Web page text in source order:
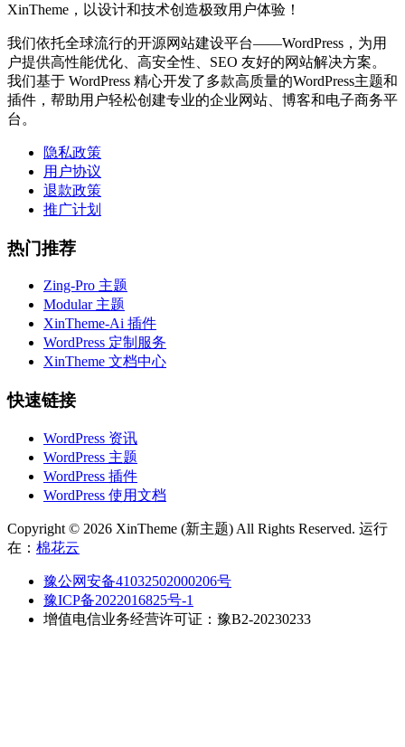
XinTheme，以设计和技术创造极致用户体验！
我们依托全球流行的开源网站建设平台——WordPress，为用
户提供高性能优化、高安全性、SEO 友好的网站解决方案。
我们基于 WordPress 精心开发了多款高质量的WordPress主题和
插件，帮助用户轻松创建专业的企业网站、博客和电子商务平
台。
隐私政策
用户协议
退款政策
推广计划
热门推荐
Zing-Pro 主题
Modular 主题
XinTheme-Ai 插件
WordPress 定制服务
XinTheme 文档中心
快速链接
WordPress 资讯
WordPress 主题
WordPress 插件
WordPress 使用文档
Copyright © 2026 XinTheme (新主题) All Rights Reserved. 运行
在： 棉花云
豫公网安备41032502000206号
豫ICP备2022016825号-1
增值电信业务经营许可证：豫B2-20230233